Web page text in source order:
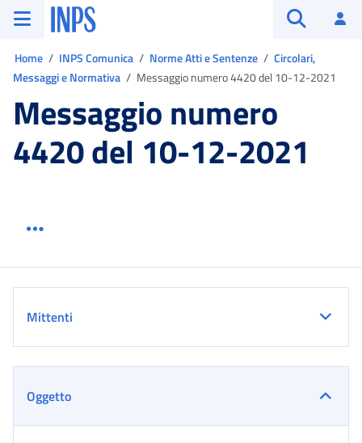
Vai al menu principale
Vai al contenuto principale
Vai al pie' di pagina
INPS ()
Home INPS Comunica Norme Atti e Sentenze
Circolari,
Messaggi e Normativa
Messaggio numero 4420 del 10-12-2021
Messaggio numero
4420 del 10-12-2021
Mittenti
Oggetto